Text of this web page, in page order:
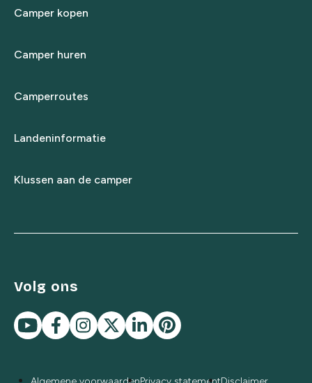
Camper kopen
Camper huren
Camperroutes
Landeninformatie
Klussen aan de camper
Volg ons